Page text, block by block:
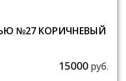
№27 КОРИЧНЕВЫЙ
15000 руб.